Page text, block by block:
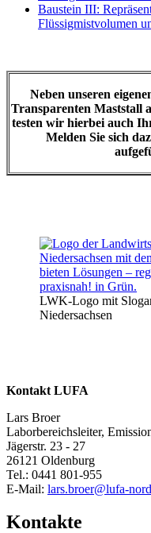
Baustein III:
Flüssigmistvolumen
Neben unseren
Transparenten Maststall
testen wir hierbei auch
Melden Sie sich
LWK-Logo mit
Niedersachsen
Kontakt LUFA
Lars Broer
Laborbereichsleiter,
Jägerstr. 23 - 27
26121 Oldenburg
Tel.: 0441 801-955
E-Mail: lars.broer@lufa-
Kontakte